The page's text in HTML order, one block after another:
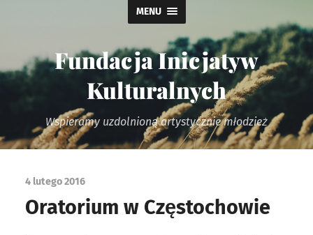
MENU
Fundacja Inicjatyw
Kulturalnych
Wspieramy uzdolnioną artystycznie młodzież
4 lutego 2016
Oratorium w Częstochowie